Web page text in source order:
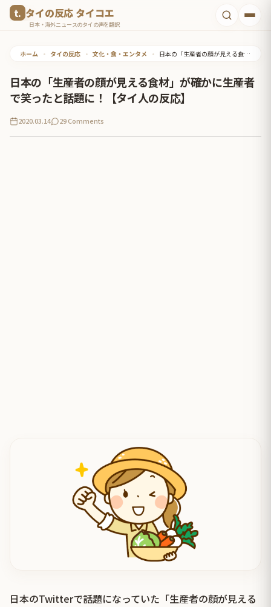
タイの反応 タイコエ
日本・海外ニュースのタイの声を翻訳
ホーム • タイの反応 • 文化・食・エンタメ • 日本の「生産者の顔が見える食材」が確かに生産者で笑ったと話題に！【タイ人の反応】
日本の「生産者の顔が見える食材」が確かに生産者
で笑ったと話題に！【タイ人の反応】
2020.03.14 29 Comments
日本のTwitterで話題になっていた「生産者の顔が見える